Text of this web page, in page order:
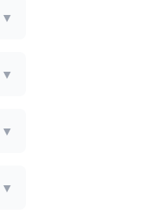
▼
▼
▼
▼